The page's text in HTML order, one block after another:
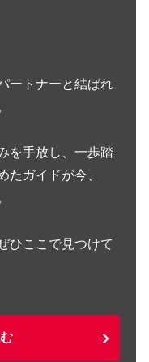
ートナーと結ばれ
を手放し、一歩踏
たガイドが今、
ひここで見つけて